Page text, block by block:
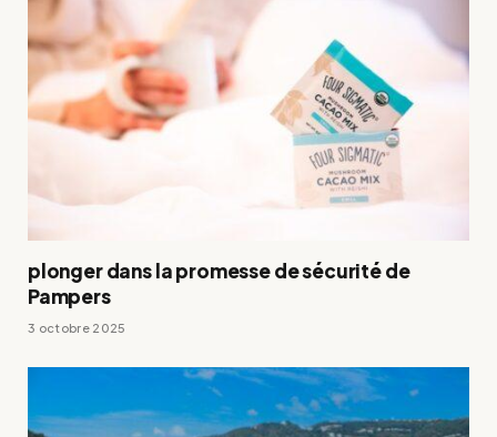
plonger dans la promesse de sécurité de
Pampers
3 octobre 2025